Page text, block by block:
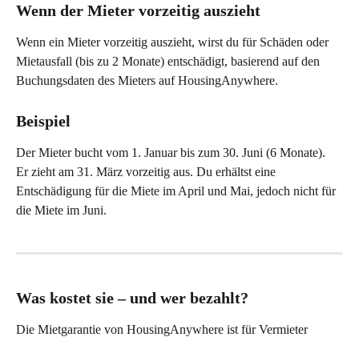
Wenn der Mieter vorzeitig auszieht
Wenn ein Mieter vorzeitig auszieht, wirst du für Schäden oder
Mietausfall (bis zu 2 Monate) entschädigt, basierend auf den
Buchungsdaten des Mieters auf HousingAnywhere.
Beispiel
Der Mieter bucht vom 1. Januar bis zum 30. Juni (6 Monate).
Er zieht am 31. März vorzeitig aus. Du erhältst eine
Entschädigung für die Miete im April und Mai, jedoch nicht für
die Miete im Juni.
Was kostet sie – und wer bezahlt?
Die Mietgarantie von HousingAnywhere ist für Vermieter